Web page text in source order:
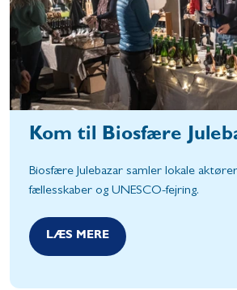
Kom til Biosfære
Biosfære Julebazar samler lokale
fællesskaber og UNESCO-fejring.
LÆS MERE